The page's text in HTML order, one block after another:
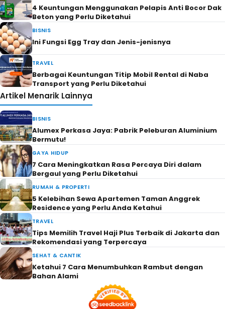
4 Keuntungan Menggunakan Pelapis Anti Bocor Dak
Beton yang Perlu Diketahui
BISNIS
Ini Fungsi Egg Tray dan Jenis-jenisnya
TRAVEL
Berbagai Keuntungan Titip Mobil Rental di Naba
Transport yang Perlu Diketahui
Artikel Menarik Lainnya
BISNIS
Alumex Perkasa Jaya: Pabrik Peleburan Aluminium
Bermutu!
GAYA HIDUP
7 Cara Meningkatkan Rasa Percaya Diri dalam
Bergaul yang Perlu Diketahui
RUMAH & PROPERTI
5 Kelebihan Sewa Apartemen Taman Anggrek
Residence yang Perlu Anda Ketahui
TRAVEL
Tips Memilih Travel Haji Plus Terbaik di Jakarta dan
Rekomendasi yang Terpercaya
SEHAT & CANTIK
Ketahui 7 Cara Menumbuhkan Rambut dengan
Bahan Alami